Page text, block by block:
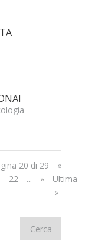
20 di 29
«
22 ... »
Ultima
»